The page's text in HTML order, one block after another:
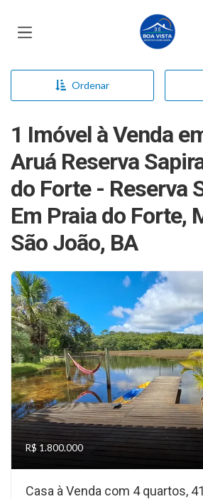
Página
Ordenar
1 Imóvel à Venda
Aruá Reserva
do Forte - Reserva
Em Praia do Forte,
São João, BA
R$ 1.800.000
Casa à Venda com 4 quartos,